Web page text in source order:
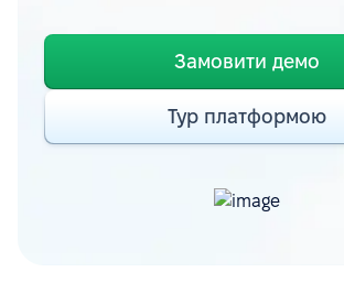
Замовити демо
Тур платформою